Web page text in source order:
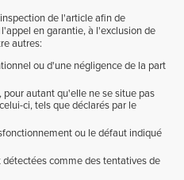
de l'article afin de
en garantie, à l'exclusion de
autres:
ou d'une négligence de la part
autant qu'elle ne se situe pas
ci, tels que déclarés par le
ou le défaut indiqué
comme des tentatives de